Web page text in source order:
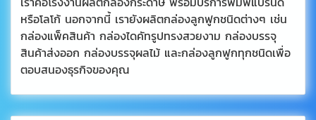
หรือโลโก้ นอกจากนี้ เรายังผลิตกล่องลูกฟูกชนิดต่างๆ เช่น
กล่องแพ็คสินค้า กล่องไดคัทรูปทรงสวยงาม กล่องบรรจุ
สินค้าส่งออก กล่องบรรจุผลไม้ และกล่องลูกฟูกทุกชนิดเพื่อ
ตอบสนองธุรกิจของคุณ